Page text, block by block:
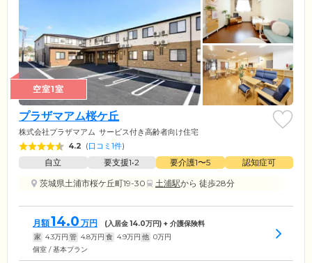
空室1室
プラザマアム桜ケ丘
株式会社プラザマアム サービス付き高齢者向け住宅
4.2 (口コミ1件)
自立 要支援1•2 要介護1〜5
認知症可
茨城県土浦市桜ケ丘町19-30
土浦駅から 徒歩28分
月額14.0 万円 (入居金14.0万円) + 介護保険料
家 4.3万円 管 4.8万円 食 4.9万円 他 0万円
個室 / 基本プラン